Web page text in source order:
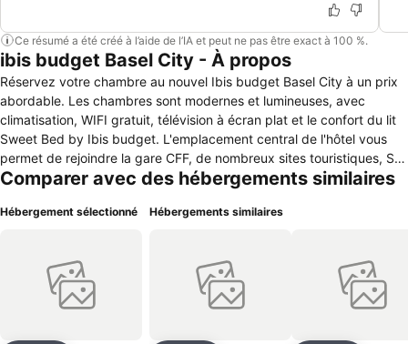
Ce résumé a été créé à l’aide de l’IA et peut ne pas être exact à 100 %.
ibis budget Basel City - À propos
Réservez votre chambre au nouvel Ibis budget Basel City à un prix
abordable. Les chambres sont modernes et lumineuses, avec
climatisation, WIFI gratuit, télévision à écran plat et le confort du lit
Sweet Bed by Ibis budget. L'emplacement central de l'hôtel vous
permet de rejoindre la gare CFF, de nombreux sites touristiques, St.
Jakob-Park et Messe Basel à pied ou par les transports en commun.
Comparer avec des hébergements similaires
Hébergement sélectionné Hébergements similaires